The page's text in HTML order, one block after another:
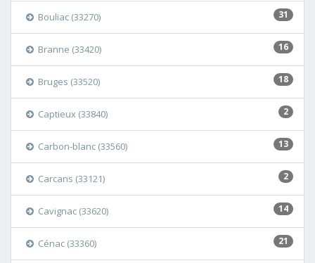
31
Bouliac (33270)
16
Branne (33420)
18
Bruges (33520)
2
Captieux (33840)
13
Carbon-blanc (33560)
2
Carcans (33121)
14
Cavignac (33620)
21
Cénac (33360)